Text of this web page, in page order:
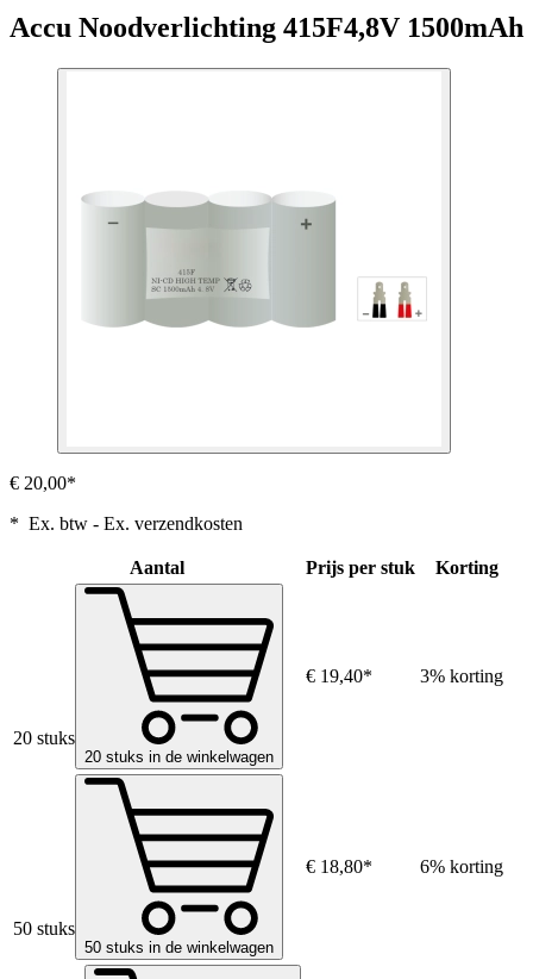
Accu Noodverlichting 415F4,8V 1500mAh
€ 20,00*
* Ex. btw - Ex. verzendkosten
Aantal Prijs per stuk Korting
20 stuks
20 stuks in de winkelwagen
€ 19,40* 3% korting
50 stuks
50 stuks in de winkelwagen
€ 18,80* 6% korting